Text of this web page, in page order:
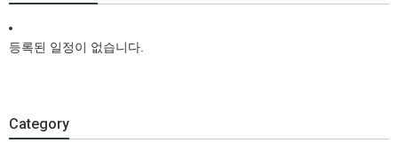
등록된 일정이 없습니다.
Category